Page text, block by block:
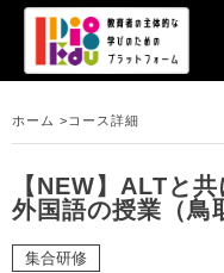
ホーム > コース詳細
【NEW】ALTと
外国語の授業（鳥
集合研修